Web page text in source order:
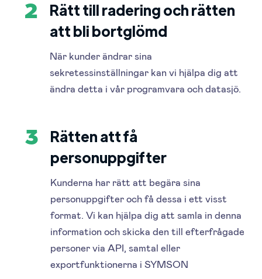
2
Rätt till radering och rätten
att bli bortglömd
När kunder ändrar sina
sekretessinställningar kan vi hjälpa dig att
ändra detta i vår programvara och datasjö.
3
Rätten att få
personuppgifter
Kunderna har rätt att begära sina
personuppgifter och få dessa i ett visst
format. Vi kan hjälpa dig att samla in denna
information och skicka den till efterfrågade
personer via API, samtal eller
exportfunktionerna i SYMSON